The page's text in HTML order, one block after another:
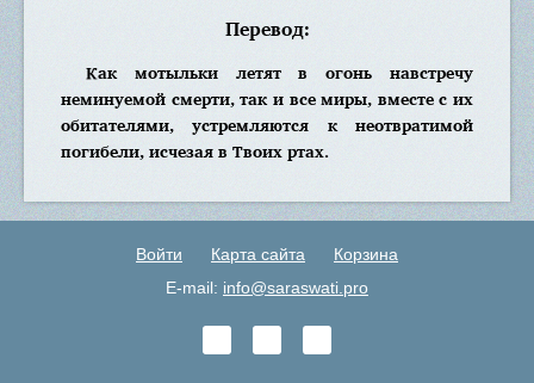
Перевод:
Как мотыльки летят в огонь навстречу
неминуемой смерти, так и все миры, вместе с их
обитателями, устремляются к неотвратимой
погибели, исчезая в Твоих ртах.
Войти Карта сайта
Корзина
E-mail: info@saraswati.pro